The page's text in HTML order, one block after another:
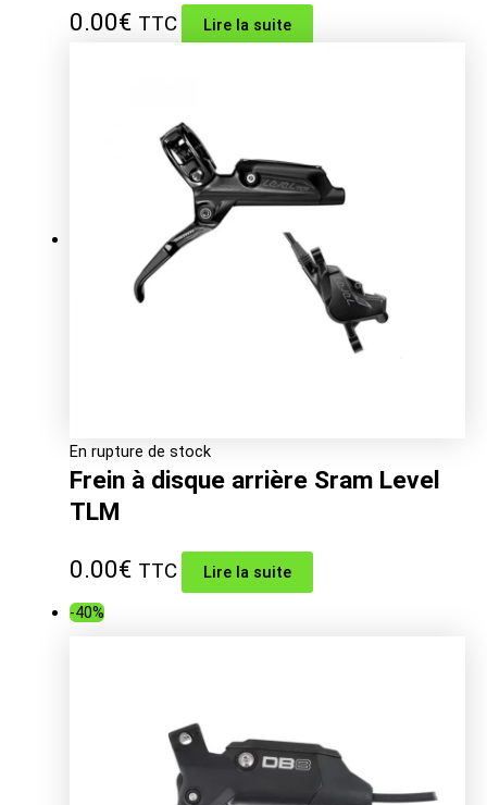
0.00€ TTC Lire la suite
En rupture de stock
Frein à disque arrière Sram Level
TLM
0.00€ TTC Lire la suite
-40%